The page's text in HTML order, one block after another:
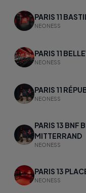
PARIS 11
NEONESS
PARIS 11
NEONESS
PARIS 11
NEONESS
PARIS 13 BNF
MITTERRAND
NEONESS
PARIS 13
NEONESS